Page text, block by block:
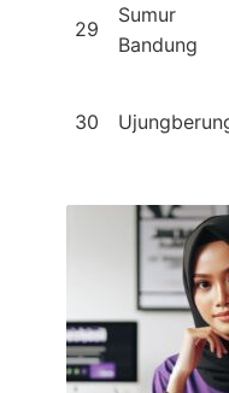
29
Sumur
Bandung
30